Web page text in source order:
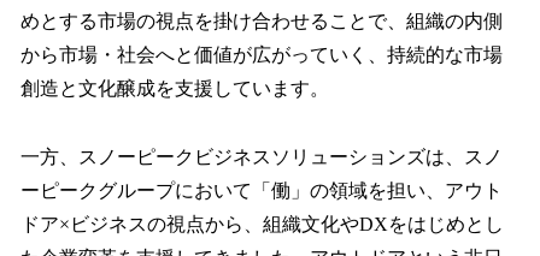
めとする市場の視点を掛け合わせることで、組織の内側
から市場・社会へと価値が広がっていく、持続的な市場
創造と文化醸成を支援しています。
一方、スノーピークビジネスソリューションズは、スノ
ーピークグループにおいて「働」の領域を担い、アウト
ドア×ビジネスの視点から、組織文化やDXをはじめとし